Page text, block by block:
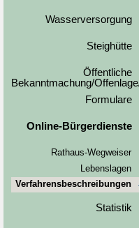
Wasserversorgung
Steighütte
Öffentliche
Bekanntmachung/
Formulare
Online-Bürgerdienste
Rathaus-Wegweiser
Lebenslagen
Verfahrensbeschreibungen
Statistik